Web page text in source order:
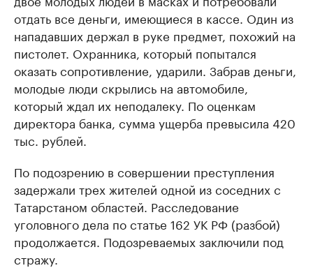
отдать все деньги, имеющиеся в кассе. Один из
нападавших держал в руке предмет, похожий на
пистолет. Охранника, который попытался
оказать сопротивление, ударили. Забрав деньги,
молодые люди скрылись на автомобиле,
который ждал их неподалеку. По оценкам
директора банка, сумма ущерба превысила 420
тыс. рублей.
По подозрению в совершении преступления
задержали трех жителей одной из соседних с
Татарстаном областей. Расследование
уголовного дела по статье 162 УК РФ (разбой)
продолжается. Подозреваемых заключили под
стражу.